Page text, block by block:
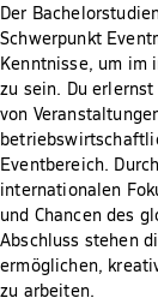
Der
Schwerpunkt
Kenntnisse, um im
zu sein. Du
von
Eventbereich.
internationalen
und Chancen des
Abschluss stehen
ermöglichen,
zu arbeiten.